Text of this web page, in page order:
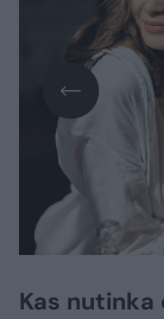
Kas nutinka